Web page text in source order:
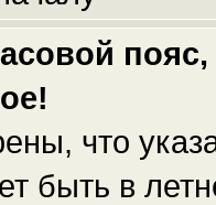
что
быть в